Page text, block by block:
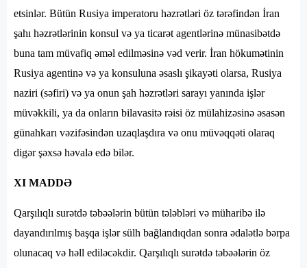
etsinlər. Bütün Rusiya imperatoru həzrətləri öz tərəfindən İran
şahı həzrətlərinin konsul və ya ticarət agentlərinə münasibətdə
buna tam müvafiq əməl edilməsinə vəd verir. İran hökumətinin
Rusiya agentinə və ya konsuluna əsaslı şikayəti olarsa, Rusiya
naziri (səfiri) və ya onun şah həzrətləri sarayı yanında işlər
müvəkkili, ya da onların bilavasitə rəisi öz mülahizəsinə əsasən
günahkarı vəzifəsindən uzaqlaşdıra və onu müvəqqəti olaraq
digər şəxsə həvalə edə bilər.
XI MADDƏ
Qarşılıqlı surətdə təbəələrin bütün tələbləri və müharibə ilə
dayandırılmış başqa işlər sülh bağlandıqdan sonra ədalətlə bərpa
olunacaq və həll ediləcəkdir. Qarşılıqlı surətdə təbəələrin öz